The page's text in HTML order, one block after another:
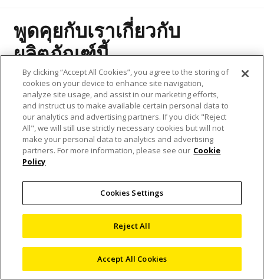
พูดคุยกับเราเกี่ยวกับ
ผลิตภัณฑ์นี้
หากคุณต้องการรายละเอียดเพิ่มเติมเกี่ยวกับผลิตภัณฑ์นี้หรือคำ
อธิบายเชิงลึก ทีมผู้เชี่ยวชาญของเราจะให้ข้อมูลเพิ่มเติมแก่คุณ
และหากจำเป็นจะขอทำการนัดหมายเพื่อเข้าพบ
พูดคุยกับเราในรายละเอียดเกี่ยวกับโครงการของคุณ แล้วผู้
เชี่ยวชาญของเราจะแนะนำระบบการตรวจสอบที่ดีที่สุดเพื่อตอบ
สนองความต้องการของคุณ
กรุณากรอกแบบฟอร์มด้านข้างนี้ แล้วเราจะติดต่อกลับโดยเร็ว
ชื่อ - นามสกุล(ที่จำเป็น)
แรก
By clicking “Accept All Cookies”, you agree to the storing of
cookies on your device to enhance site navigation,
analyze site usage, and assist in our marketing efforts,
and instruct us to make available certain personal data to
our analytics and advertising partners. If you click "Reject
All", we will still use strictly necessary cookies but will not
make your personal data to analytics and advertising
partners. For more information, please see our Cookie
Policy
Cookies Settings
Reject All
Accept All Cookies